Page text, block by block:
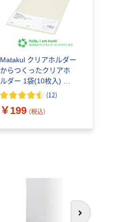
Matakul クリアホルダー
からつくったクリアホ
ルダー 1袋(10枚入) リ
ヒトラブ×アスクル共同
(12)
￥199 （税込）
次へ